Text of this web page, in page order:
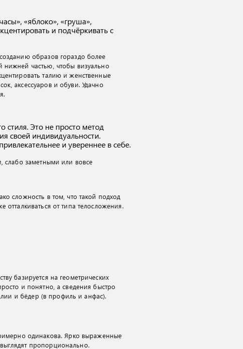
«яблоко», «груша»,
и подчёркивать с
образов гораздо более
частью, чтобы визуально
талию и женственные
аксессуаров и обуви. Удачно
стиля. Это не просто метод
своей индивидуальности.
и увереннее в себе.
слабо заметными или вовсе
сложность в том, что такой подход
от типа телосложения.
базируется на геометрических
и понятно, а сведения быстро
и бёдер (в профиль и анфас).
одинакова. Ярко выраженные
пропорционально.